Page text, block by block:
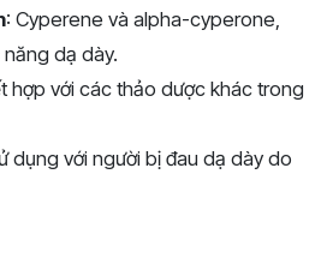
: Cyperene và alpha-cyperone,
dạ dày.
hợp với các thảo dược khác trong
dụng với người bị đau dạ dày do